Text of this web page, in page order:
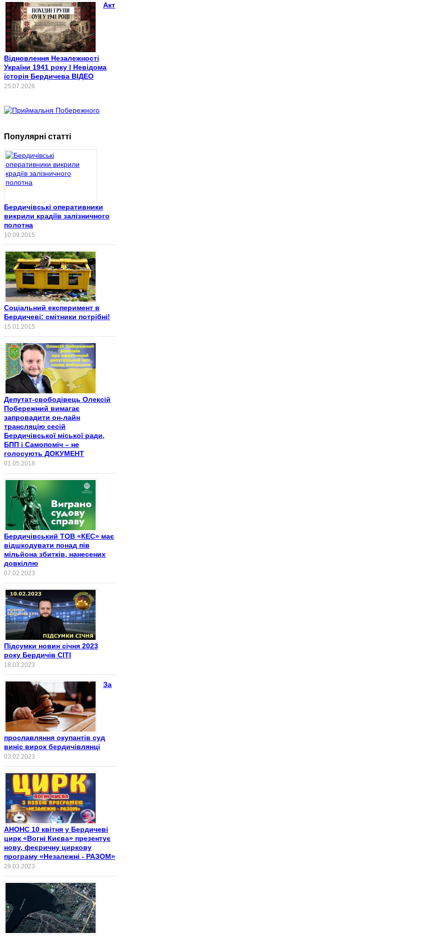
Акт
Відновлення Незалежності
України 1941 року | Невідома
історія Бердичева ВІДЕО
25.07.2026
Популярні статті
Бердичівські оперативники
викрили крадіїв залізничного
полотна
10.09.2015
Соціальний експеримент в
Бердичеві: смітники потрібні!
15.01.2015
Депутат-свободівець Олексій
Побережний вимагає
запровадити он-лайн
трансляцію сесій
Бердичівської міської ради,
БПП і Самопоміч – не
голосують ДОКУМЕНТ
01.05.2018
Бердичівський ТОВ «КЕС» має
відшкодувати понад пів
мільйона збитків, нанесених
довкіллю
07.02.2023
Підсумки новин січня 2023
року Бердичів СІТІ
18.03.2023
За
прославляння окупантів суд
виніс вирок бердичівлянці
03.02.2023
АНОНС 10 квітня у Бердичеві
цирк «Вогні Києва» презентує
нову, феєричну циркову
програму «Незалежні - РАЗОМ»
29.03.2023